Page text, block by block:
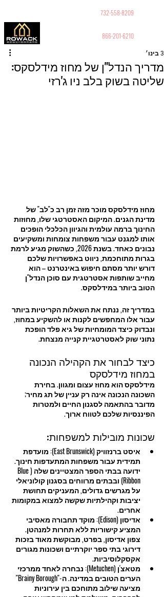
732-558-8209
866-201-6210
מדריך הנדל"ן של מחוז מידלסקס:
שליטה בשוק בלב ניו ג'רזי
3 בינו׳
מחוז מידלסקס מוכר מזה זמן רב כ"לב" של
מדינת הגנים. המיקום האסטרטגי שלו, מחוזות
החינוך ברמה עולמית והגיוון הכלכלי הופכים
אותו למגנט עבור משפחות צומחות ומשקיעים
נבונים כאחד. בשנת 2026, כשהשוק מגיע לרמת
בגרות מתוחכמת, ניווט באפשרויות שלכם
דורש יותר מסתם חיפוש באינטרנט – הוא
מחייב שותפות אסטרטגית עם סוכן הנדל"ן
הטוב ביותר במידלסקס.
במדריך זה, ננתח את השאלות הקריטיות ביותר
עבור אלו המחפשים לקנות או להשקיע במחוז,
ונבדוק כיצד המומחיות של גיא פלד הופכת
נתוני שוק לאסטרטגיית קנייה מנצחת.
כיצד לבחור את הקהילה הנכונה
במחוז מידלסקס
מידלסקס הוא מחוז עצום ומגוון. בחירת
השכונה הנכונה אינה רק עניין של תג מחיר;
מדובר בהתאמה לסגנון החיים ולמטרות
הפיננסיות שלכם לטווח ארוך.
שכונות מובילות למשפחות:
איסט ברנזוויק (East Brunswick): מועדפת
תמידית עבור משפחות המתעדפות חינוך.
ידועה בבתי הספר המצטיינים שלה (Blue
Ribbon) ובבתים מרווחים בסגנון קולוניאלי
על מגרשים גדולים, המעניקים תחושת
יציבות וקהילתיות שקשה למצוא במקומות
אחרים.
אדיסון (Edison): מוקד תחבורה מאסיבי
המציע קישוריות ללא תחרות למנהטן.
צפון אדיסון, בפרט, מבוקשת מאוד בזכות
דירוגי בתי ספר יוקרתיים ושכונות מגורים
אקסקלוסיביות.
מטאצ'ן (Metuchen): נבחרה לאחד ממרכזי
הערים הטובים במדינה. ה-"Brainy Borough"
מציעה שילוב מתוחכם בין עירוניות